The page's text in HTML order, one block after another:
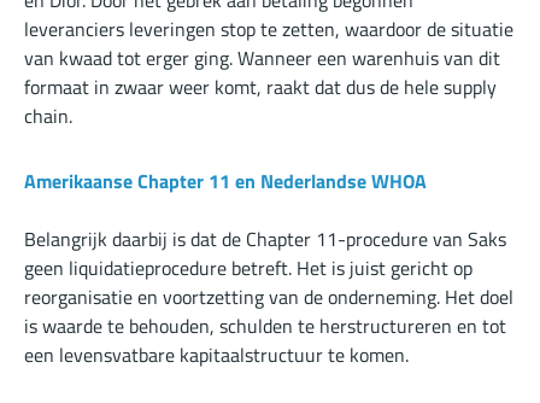
leveranciers leveringen stop te zetten, waardoor de situatie
van kwaad tot erger ging. Wanneer een warenhuis van dit
formaat in zwaar weer komt, raakt dat dus de hele supply
chain.
Amerikaanse Chapter 11 en Nederlandse WHOA
Belangrijk daarbij is dat de Chapter 11-procedure van Saks
geen liquidatieprocedure betreft. Het is juist gericht op
reorganisatie en voortzetting van de onderneming. Het doel
is waarde te behouden, schulden te herstructureren en tot
een levensvatbare kapitaalstructuur te komen.